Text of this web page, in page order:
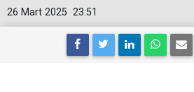
23:51
26 Mart 2025